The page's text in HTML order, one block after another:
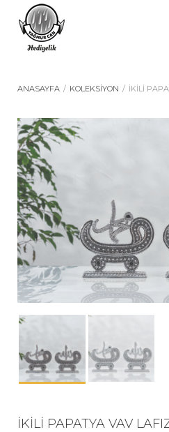
ANASAYFA / KOLEKSIYON / İKİLİ
İKİLİ PAPATYA VAV